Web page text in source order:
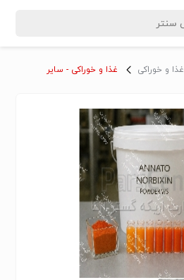
غذا و خوراکی غذا و خوراکی - سایر